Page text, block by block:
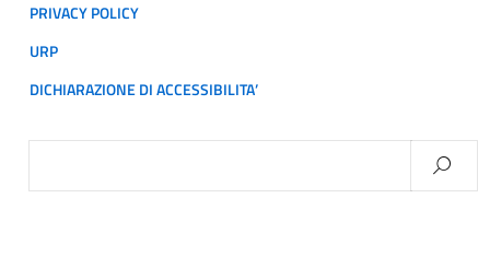
PRIVACY POLICY
URP
DICHIARAZIONE DI ACCESSIBILITA’